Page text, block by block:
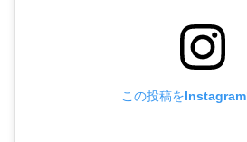
この投稿をInstagram